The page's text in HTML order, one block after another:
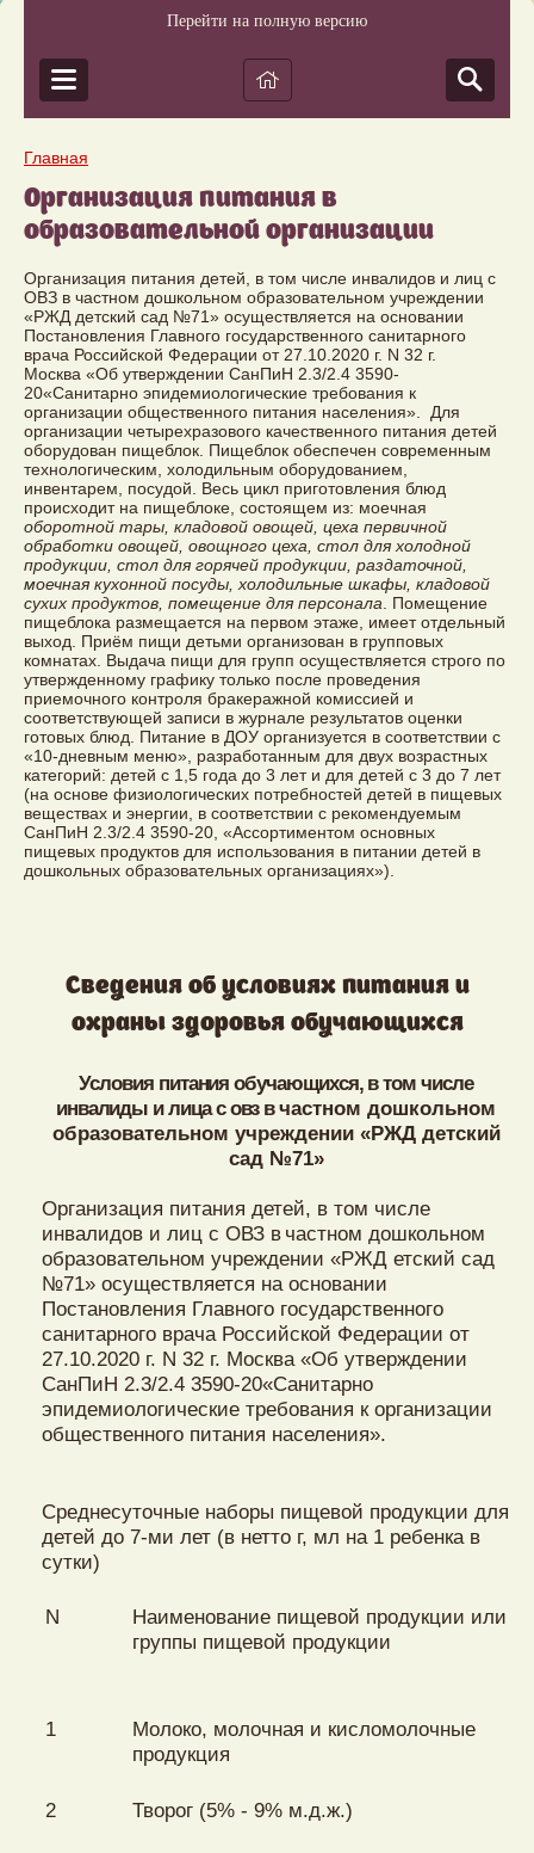
Перейти на полную версию
Главная
Организация питания в
образовательной организации
Организация питания детей, в том числе инвалидов и лиц с
ОВЗ в частном дошкольном образовательном учреждении
«РЖД детский сад №71» осуществляется на основании
Постановления Главного государственного санитарного
врача Российской Федерации от 27.10.2020 г. N 32 г.
Москва «Об утверждении СанПиН 2.3/2.4 3590-
20«Санитарно эпидемиологические требования к
организации общественного питания населения». Для
организации четырехразового качественного питания детей
оборудован пищеблок. Пищеблок обеспечен современным
технологическим, холодильным оборудованием,
инвентарем, посудой. Весь цикл приготовления блюд
происходит на пищеблоке, состоящем из: моечная
оборотной тары, кладовой овощей, цеха первичной
обработки овощей, овощного цеха, стол для холодной
продукции, стол для горячей продукции, раздаточной,
моечная кухонной посуды, холодильные шкафы, кладовой
сухих продуктов, помещение для персонала. Помещение
пищеблока размещается на первом этаже, имеет отдельный
выход. Приём пищи детьми организован в групповых
комнатах. Выдача пищи для групп осуществляется строго по
утвержденному графику только после проведения
приемочного контроля бракеражной комисси­ей и
соответствующей записи в журнале результатов оценки
готовых блюд. Питание в ДОУ организуется в соответствии с
«10-дневным меню», разработанным для двух возрастных
категорий: детей с 1,5 года до 3 лет и для детей с 3 до 7 лет
(на основе физиологических потребностей детей в пище­вых
веществах и энергии, в соответствии с рекомендуемым
СанПиН 2.3/2.4 3590-20, «Ассортиментом основных
пищевых продуктов для использования в питании детей в
дошкольных образовательных организациях»).
Сведения об условиях питания и
охраны здоровья обучающихся
Условия питания обучающихся, в том числе
инвалиды и лица с овз вчастном дошкольном
образовательном учреждении «РЖД детский
сад №71»
Организация питания детей, в том числе
инвалидов и лиц с ОВЗ в частном дошкольном
образовательном учреждении «РЖД етский сад
№71» осуществляется на основании
Постановления Главного государственного
санитарного врача Российской Федерации от
27.10.2020 г. N 32 г. Москва «Об утверждении
СанПиН 2.3/2.4 3590-20«Санитарно
эпидемиологические требования к организации
общественного питания населения».
Среднесуточные наборы пищевой продукции для
детей до 7-ми лет (в нетто г, мл на 1 ребенка в
сутки)
N
Наименование пищевой продукции или
группы пищевой продукции
1
Молоко, молочная и кисломолочные
продукция
2 Творог (5% - 9% м.д.ж.)